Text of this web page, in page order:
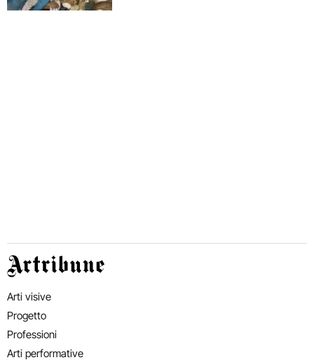
Artribune
Arti visive
Progetto
Professioni
Arti performative